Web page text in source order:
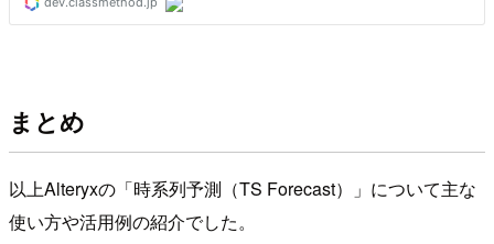
まとめ
以上Alteryxの「時系列予測（TS Forecast）」について主な
使い方や活用例の紹介でした。